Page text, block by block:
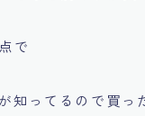
で
知ってるので買っ